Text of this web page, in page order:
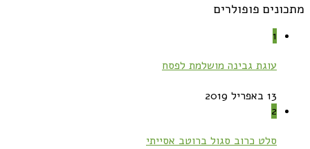
מתכונים פופולרים
1
עוגת גבינה מושלמת לפסח
13 באפריל 2019
2
סלט כרוב סגול ברוטב אסייתי